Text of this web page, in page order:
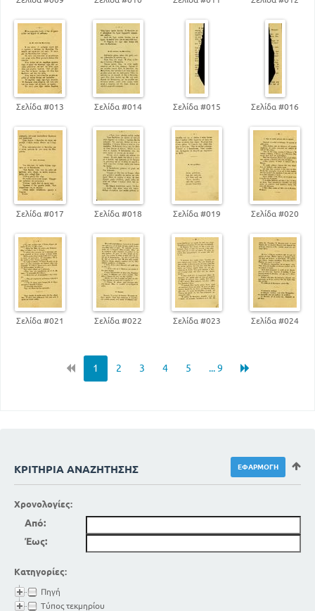
Σελίδα #013 Σελίδα #014 Σελίδα #015 Σελίδα #016
Σελίδα #017 Σελίδα #018 Σελίδα #019 Σελίδα #020
Σελίδα #021 Σελίδα #022 Σελίδα #023 Σελίδα #024
1 2 3 4 5 ... 9
ΚΡΙΤΉΡΙΑ ΑΝΑΖΉΤΗΣΗΣ
Χρονολογίες:
Από:
Έως:
Κατηγορίες:
Πηγή
Τύπος τεκμηρίου